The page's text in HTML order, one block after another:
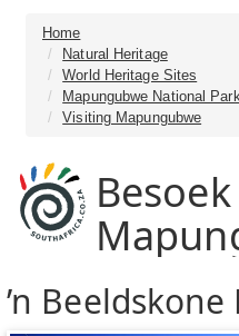
Home
Natural Heritage
World Heritage Sites
Mapungubwe National
Visiting Mapungubwe
Besoek
’n